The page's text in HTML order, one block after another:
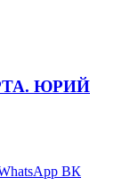
ЮРИЙ
ВК